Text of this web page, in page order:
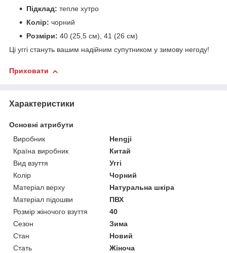
Підклад: тепле хутро
Колір: чорний
Розміри: 40 (25,5 см), 41 (26 см)
Ці уггі стануть вашим надійним супутником у зимову негоду!
Приховати
Характеристики
Основні атрибути
Виробник
Hengji
Країна виробник
Китай
Вид взуття
Уггі
Колір
Чорний
Матеріал верху
Натуральна шкіра
Матеріал підошви
ПВХ
Розмір жіночого взуття
40
Сезон
Зима
Стан
Новий
Стать
Жіноча